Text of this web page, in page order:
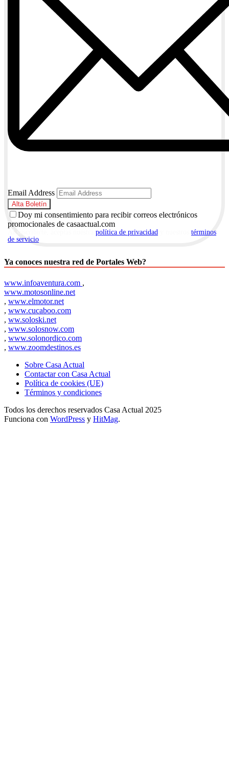
Email Address
Doy mi consentimiento para recibir correos electrónicos
promocionales de casaactual.com
política de privacidad
términos
de servicio
Ya conoces nuestra red de Portales Web?
www.infoaventura.com ,
www.motosonline.net
, www.elmotor.net
, www.cucaboo.com
, ww.soloski.net
, www.solosnow.com
, www.solonordico.com
, www.zoomdestinos.es
Sobre Casa Actual
Contactar con Casa Actual
Política de cookies (UE)
Términos y condiciones
Todos los derechos reservados Casa Actual 2025
Funciona con WordPress y HitMag.